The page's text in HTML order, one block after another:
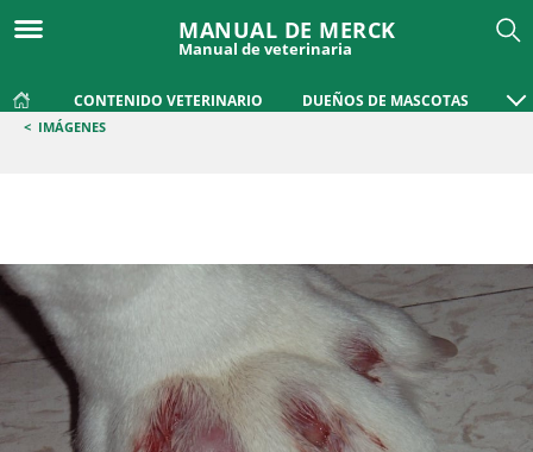
MANUAL DE MERCK
Manual de veterinaria
CONTENIDO VETERINARIO DUEÑOS DE MASCOTAS
< IMÁGENES